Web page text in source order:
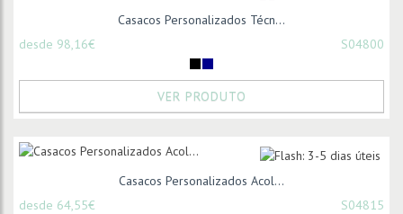
Casacos Personalizados Técn...
desde 98,16€
S04800
VER PRODUTO
Casacos Personalizados Acol...
desde 64,55€
S04815